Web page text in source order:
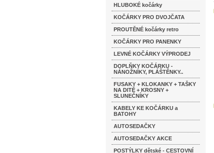
HLUBOKÉ kočárky
KOČÁRKY PRO DVOJČATA
PROUTĚNÉ kočárky retro
KOČÁRKY PRO PANENKY
LEVNÉ KOČÁRKY VÝPRODEJ
DOPLŇKY KOČÁRKU -
NÁNOŽNÍKY, PLÁŠTĚNKY..
FUSAKY + KLOKANKY + TAŠKY
NA DITĚ + KROSNY +
SLUNEČNÍKY
KABELY KE KOČÁRKU a
BATOHY
AUTOSEDAČKY
AUTOSEDAČKY AKCE
POSTÝLKY dětské - CESTOVNÍ